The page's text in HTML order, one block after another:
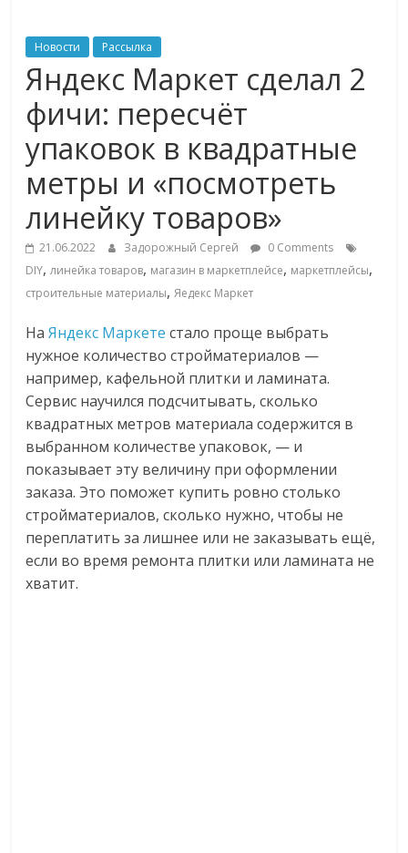
ритейле,
логистике,
технологиях,
соцсетях
Портал
об
онлайн-
торговле,
для
Commerce,
ритейле,
логистике,
технологиях,
соцсетях.
Нам
важно,
как
знать
как
Новости Рассылка
Яндекс Маркет сделал 2
фичи: пересчёт
упаковок в квадратные
метры и «посмотреть
линейку товаров»
21.06.2022 Задорожный Сергей
0 Comments
DIY,линейка товаров, магазин в маркетплейсе, маркетплейсы,
строительные материалы,Яедекс Маркет
НаЯндекс Маркете стало проще выбрать
нужное количество стройматериалов —
например, кафельной плитки и ламината.
Сервис научился подсчитывать, сколько
квадратных метров материала содержится в
выбранном количестве упаковок, — и
показывает эту величину при оформлении
заказа. Это поможет купить ровно столько
стройматериалов, сколько нужно, чтобы не
переплатить за лишнее или не заказывать ещё,
если во время ремонта плитки или ламината не
хватит.